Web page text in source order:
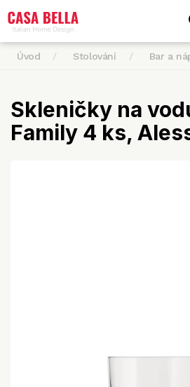
Úvod Stolování Bar a
Skleničky na
Family 4 ks,